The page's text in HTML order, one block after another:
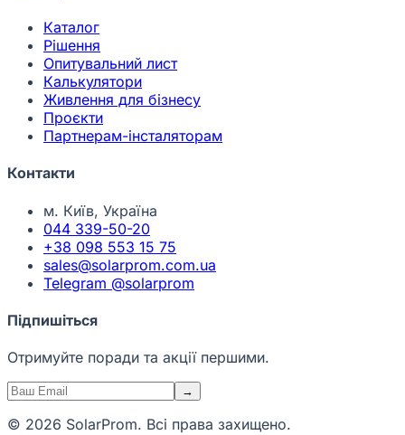
Каталог
Рішення
Опитувальний лист
Калькулятори
Живлення для бізнесу
Проєкти
Партнерам-інсталяторам
Контакти
м. Київ, Україна
044 339-50-20
+38 098 553 15 75
sales@solarprom.com.ua
Telegram @solarprom
Підпишіться
Отримуйте поради та акції першими.
→
© 2026 SolarProm. Всі права захищено.